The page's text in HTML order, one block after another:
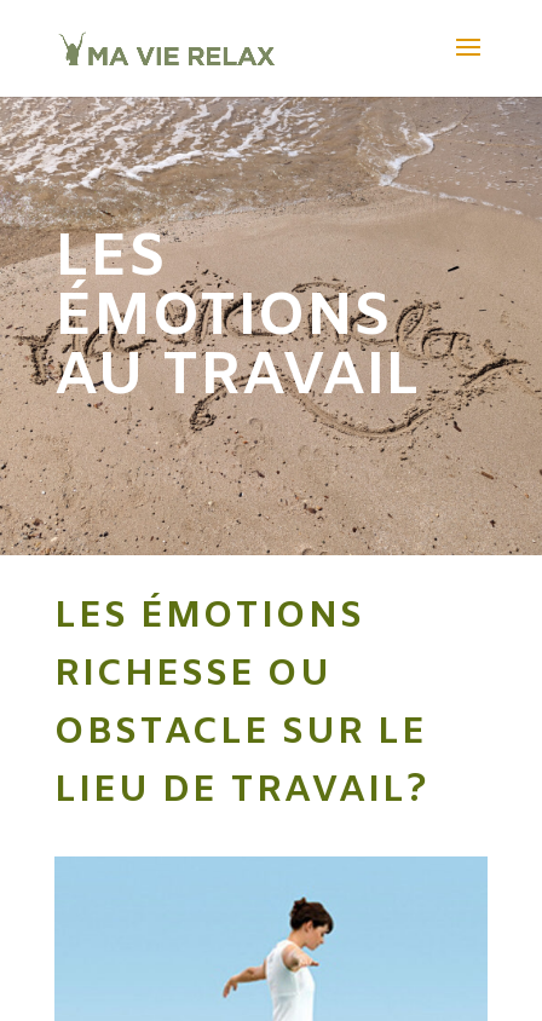
LES
ÉMOTIONS
AU TRAVAIL
LES ÉMOTIONS
RICHESSE OU
OBSTACLE SUR LE
LIEU DE TRAVAIL?